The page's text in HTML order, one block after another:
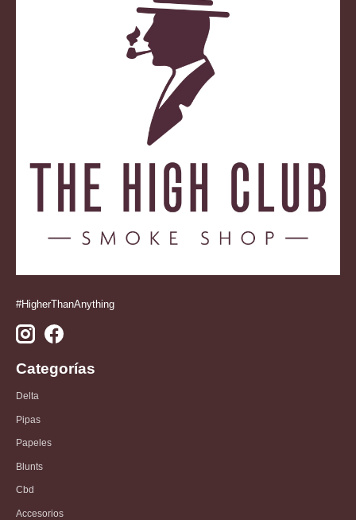
#HigherThanAnything
Categorías
Delta
Pipas
Papeles
Blunts
Cbd
Accesorios